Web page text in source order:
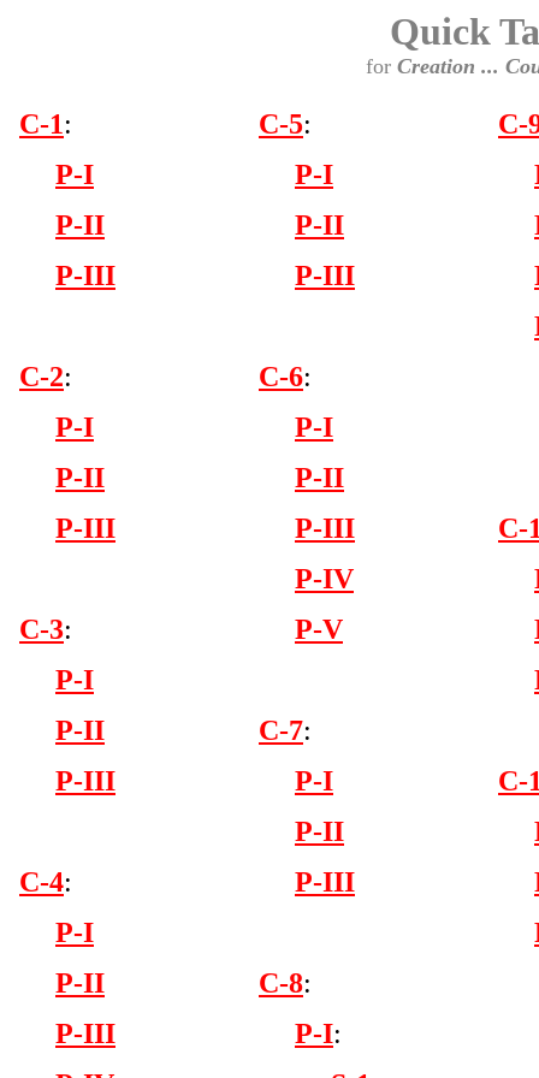
Quick
for Creation ...
C-1: C-5:
C-
P-I
P-I
P-II
P-II
P-III
P-III
C-2: C-6:
P-I
P-I
P-II
P-II
P-III
P-III
C-
P-IV
C-3: P-V
P-I
P-II
C-7:
P-III
P-I
C-
P-II
C-4: P-III
P-I
P-II
C-8:
P-III
P-I: